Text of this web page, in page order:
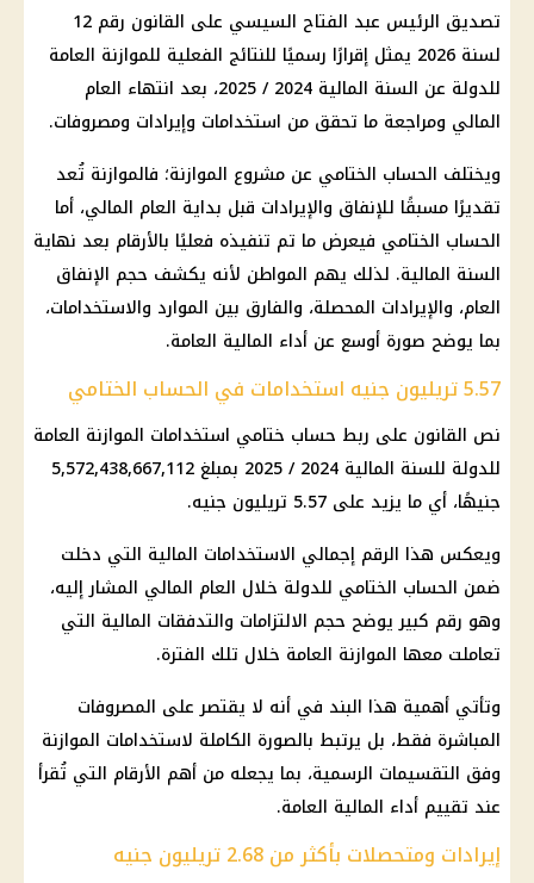
تصديق الرئيس عبد الفتاح السيسي على
القانون رقم 12
لسنة 2026
يمثل إقرارًا رسميًا للنتائج الفعلية للموازنة العامة
للدولة عن السنة المالية 2024 / 2025، بعد انتهاء العام
المالي ومراجعة ما تحقق من استخدامات وإيرادات ومصروفات.
ويختلف الحساب الختامي عن مشروع الموازنة؛ فالموازنة تُعد
تقديرًا مسبقًا للإنفاق والإيرادات قبل بداية العام المالي، أما
الحساب الختامي فيعرض ما تم تنفيذه فعليًا بالأرقام بعد نهاية
السنة المالية. لذلك يهم المواطن لأنه يكشف حجم الإنفاق
العام، والإيرادات المحصلة، والفارق بين الموارد والاستخدامات،
بما يوضح صورة أوسع عن أداء المالية العامة.
5.57 تريليون جنيه استخدامات في الحساب الختامي
نص القانون على ربط حساب ختامي استخدامات الموازنة العامة
للدولة
للسنة المالية 2024 / 2025 بمبلغ 5,572,438,667,112
جنيهًا، أي ما يزيد على 5.57 تريليون جنيه.
ويعكس هذا الرقم إجمالي الاستخدامات المالية التي دخلت
ضمن الحساب الختامي للدولة خلال العام المالي المشار إليه،
وهو رقم كبير يوضح حجم الالتزامات والتدفقات المالية التي
تعاملت معها الموازنة العامة خلال تلك الفترة.
وتأتي أهمية هذا البند في أنه لا يقتصر على المصروفات
المباشرة فقط، بل يرتبط بالصورة الكاملة لاستخدامات الموازنة
وفق التقسيمات الرسمية، بما يجعله من أهم الأرقام التي تُقرأ
عند تقييم أداء المالية العامة.
إيرادات ومتحصلات بأكثر من 2.68 تريليون جنيه